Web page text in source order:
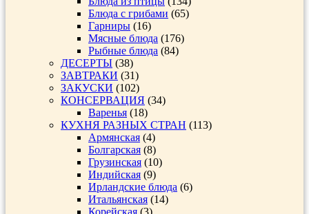
Блюда с грибами (65)
Гарниры (16)
Мясные блюда (176)
Рыбные блюда (84)
ДЕСЕРТЫ (38)
ЗАВТРАКИ (31)
ЗАКУСКИ (102)
КОНСЕРВАЦИЯ (34)
Варенья (18)
КУХНЯ РАЗНЫХ СТРАН (113)
Армянская (4)
Болгарская (8)
Грузинская (10)
Индийская (9)
Ирландские блюда (6)
Итальянская (14)
Корейская (3)